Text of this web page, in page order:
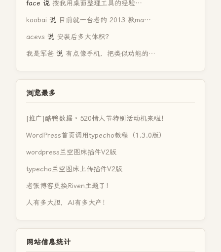
face 说 按我用桌面整理工具的经验…
koobai 说 目前就一台老的 2013 款ma…
acevs 说 安装后多大体积？
我是军爸 说 有点像手机，把类似功能的…
浏览最多
[推广]酷鸭数据 · 520情人节特别活动机来啦！
WordPress首页调用typecho教程（1.3.0版）
wordpress兰空图床插件V2版
typecho兰空图床上传插件V2版
老张博客更换Riven主题了！
人有多大胆，AI有多大产！
网站信息统计